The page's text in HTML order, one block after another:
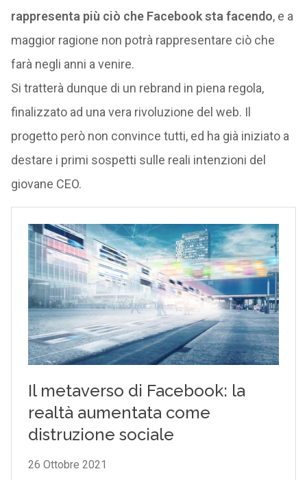
rappresenta più ciò che Facebook sta facendo, e a
maggior ragione non potrà rappresentare ciò che
farà negli anni a venire.
Si tratterà dunque di un rebrand in piena regola,
finalizzato ad una vera rivoluzione del web. Il
progetto però non convince tutti, ed ha già iniziato a
destare i primi sospetti sulle reali intenzioni del
giovane CEO.